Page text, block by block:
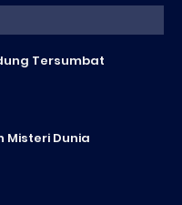
Tersumbat
Misteri Dunia